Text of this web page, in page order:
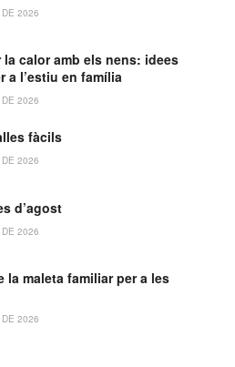
2026
la calor amb els nens: idees
a l’estiu en família
2026
fàcils
2026
d’agost
2026
la maleta familiar per a les
2026